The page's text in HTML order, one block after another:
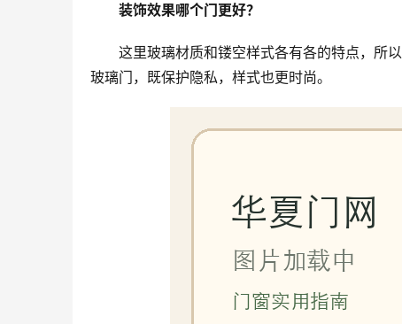
装饰效果哪个门更好？
这里玻璃材质和镂空样式各有各的特点，所
玻璃门，既保护隐私，样式也更时尚。